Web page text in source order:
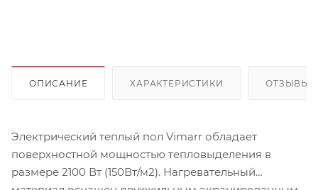
ОПИСАНИЕ ХАРАКТЕРИСТИКИ ОТЗЫВЫ
Электрический теплый пол Vimarr обладает
поверхностной мощностью тепловыделения в
размере 2100 Вт (150Вт/м2). Нагревательный